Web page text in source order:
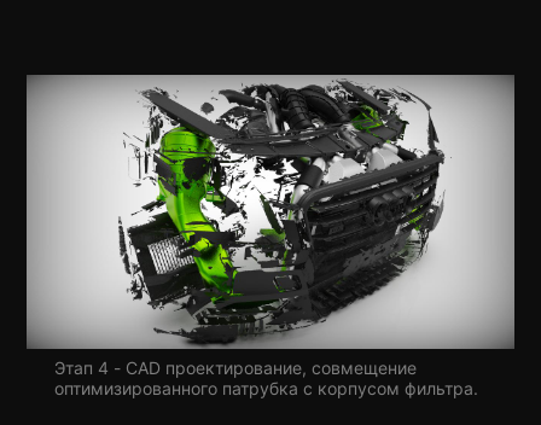
Этап 4 - CAD проектирование, совмещение
оптимизированного патрубка с корпусом фильтра.